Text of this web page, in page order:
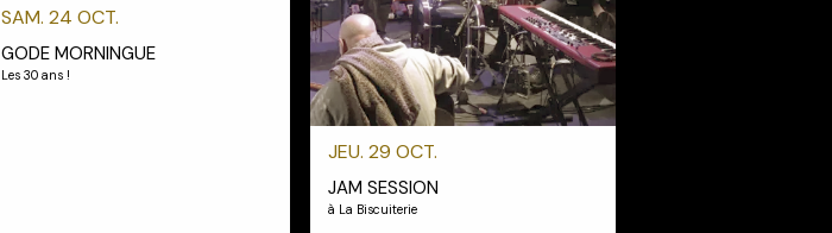
SAM. 24 OCT.
GODE MORNINGUE
Les 30 ans !
JEU. 29 OCT.
JAM SESSION
à La Biscuiterie